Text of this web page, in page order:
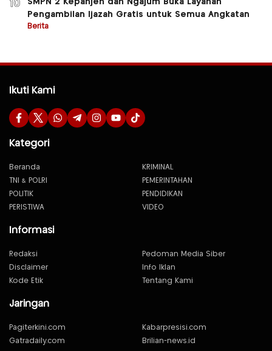
10
SMPN 2 Kepanjen dan Ngajum Buka Layanan
Pengambilan Ijazah Gratis untuk Semua Angkatan
Berita
Ikuti Kami
Kategori
Beranda
KRIMINAL
TNI & POLRI
PEMERINTAHAN
POLITIK
PENDIDIKAN
PERISTIWA
VIDEO
Informasi
Redaksi
Pedoman Media Siber
Disclaimer
Info Iklan
Kode Etik
Tentang Kami
Jaringan
Pagiterkini.com
Kabarpresisi.com
Gatradaily.com
Brilian-news.id